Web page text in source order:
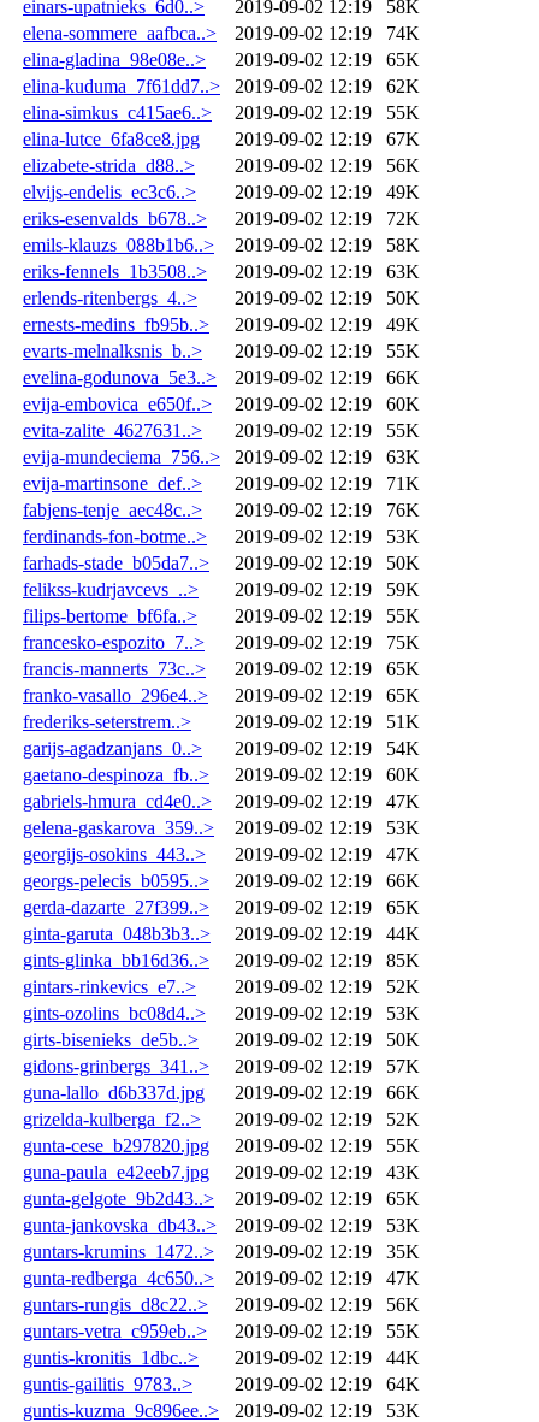
einars-upatnieks_6d0..> 2019-09-02 12:19
58K
elena-sommere_aafbca..>
2019-09-02 12:19
74K
elina-gladina_98e08e..>
2019-09-02 12:19
65K
elina-kuduma_7f61dd7..>
2019-09-02 12:19
62K
elina-simkus_c415ae6..>
2019-09-02 12:19
55K
elina-lutce_6fa8ce8.jpg
2019-09-02 12:19
67K
elizabete-strida_d88..>
2019-09-02 12:19
56K
elvijs-endelis_ec3c6..>
2019-09-02 12:19
49K
eriks-esenvalds_b678..>
2019-09-02 12:19
72K
emils-klauzs_088b1b6..>
2019-09-02 12:19
58K
eriks-fennels_1b3508..>
2019-09-02 12:19
63K
erlends-ritenbergs_4..>
2019-09-02 12:19
50K
ernests-medins_fb95b..>
2019-09-02 12:19
49K
evarts-melnalksnis_b..>
2019-09-02 12:19
55K
evelina-godunova_5e3..>
2019-09-02 12:19
66K
evija-embovica_e650f..>
2019-09-02 12:19
60K
evita-zalite_4627631..>
2019-09-02 12:19
55K
evija-mundeciema_756..>
2019-09-02 12:19
63K
evija-martinsone_def..>
2019-09-02 12:19
71K
fabjens-tenje_aec48c..>
2019-09-02 12:19
76K
ferdinands-fon-botme..>
2019-09-02 12:19
53K
farhads-stade_b05da7..>
2019-09-02 12:19
50K
felikss-kudrjavcevs_..>
2019-09-02 12:19
59K
filips-bertome_bf6fa..>
2019-09-02 12:19
55K
francesko-espozito_7..>
2019-09-02 12:19
75K
francis-mannerts_73c..>
2019-09-02 12:19
65K
franko-vasallo_296e4..>
2019-09-02 12:19
65K
frederiks-seterstrem..>
2019-09-02 12:19
51K
garijs-agadzanjans_0..>
2019-09-02 12:19
54K
gaetano-despinoza_fb..>
2019-09-02 12:19
60K
gabriels-hmura_cd4e0..>
2019-09-02 12:19
47K
gelena-gaskarova_359..>
2019-09-02 12:19
53K
georgijs-osokins_443..>
2019-09-02 12:19
47K
georgs-pelecis_b0595..>
2019-09-02 12:19
66K
gerda-dazarte_27f399..>
2019-09-02 12:19
65K
ginta-garuta_048b3b3..>
2019-09-02 12:19
44K
gints-glinka_bb16d36..>
2019-09-02 12:19
85K
gintars-rinkevics_e7..>
2019-09-02 12:19
52K
gints-ozolins_bc08d4..>
2019-09-02 12:19
53K
girts-bisenieks_de5b..>
2019-09-02 12:19
50K
gidons-grinbergs_341..>
2019-09-02 12:19
57K
guna-lallo_d6b337d.jpg
2019-09-02 12:19
66K
grizelda-kulberga_f2..>
2019-09-02 12:19
52K
gunta-cese_b297820.jpg
2019-09-02 12:19
55K
guna-paula_e42eeb7.jpg
2019-09-02 12:19
43K
gunta-gelgote_9b2d43..>
2019-09-02 12:19
65K
gunta-jankovska_db43..>
2019-09-02 12:19
53K
guntars-krumins_1472..>
2019-09-02 12:19
35K
gunta-redberga_4c650..>
2019-09-02 12:19
47K
guntars-rungis_d8c22..>
2019-09-02 12:19
56K
guntars-vetra_c959eb..>
2019-09-02 12:19
55K
guntis-kronitis_1dbc..>
2019-09-02 12:19
44K
guntis-gailitis_9783..>
2019-09-02 12:19
64K
guntis-kuzma_9c896ee..>
2019-09-02 12:19
53K